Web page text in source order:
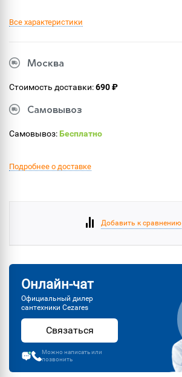
Все характеристики
Москва
Стоимость доставки:690 ₽
Самовывоз
Самовывоз:Бесплатно
Подробнее о доставке
Добавить к сравнению
Онлайн-чат
Официальный дилер
сантехники Cezares
Связаться
Можно написать или
позвонить